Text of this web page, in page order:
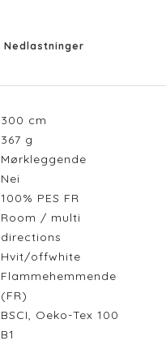
Nedlastninger
300 cm
367 g
Mørkleggende
Nei
100% PES FR
Room / multi
directions
Hvit/offwhite
Flammehemmende
(FR)
BSCI, Oeko-Tex 100
B1